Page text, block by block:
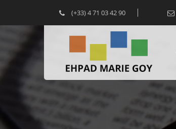
(+33) 4 71 03 42 90